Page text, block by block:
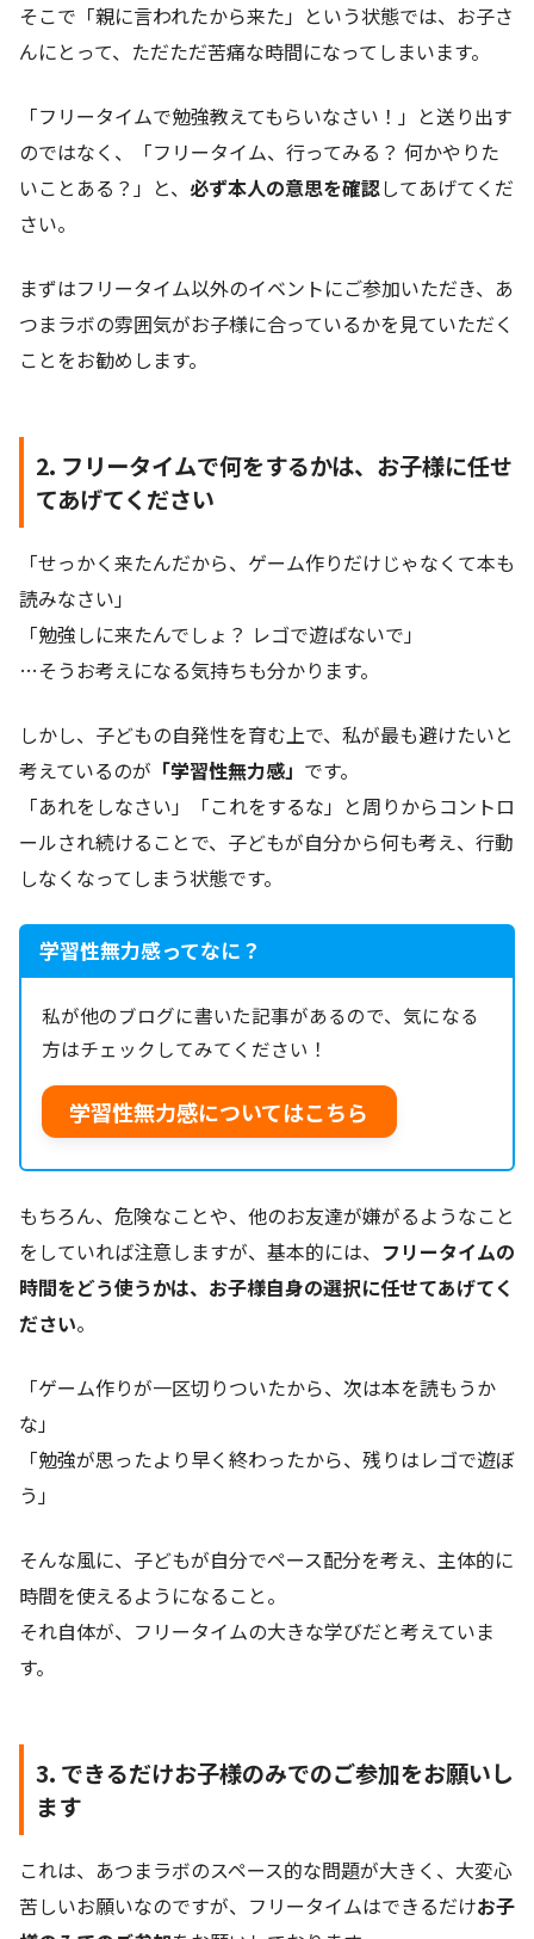
そこで「親に言われたから来た」という状態では、お子さ
んにとって、ただただ苦痛な時間になってしまいます。
「フリータイムで勉強教えてもらいなさい！」と送り出す
のではなく、「フリータイム、行ってみる？ 何かやりた
いことある？」と、 必ず本人の意思を確認してあげてくだ
さい。
まずはフリータイム以外のイベントにご参加いただき、あ
つまラボの雰囲気がお子様に合っているかを見ていただく
ことをお勧めします。
2. フリータイムで何をするかは、お子様に任せ
てあげてください
「せっかく来たんだから、ゲーム作りだけじゃなくて本も
読みなさい」
「勉強しに来たんでしょ？ レゴで遊ばないで」
…そうお考えになる気持ちも分かります。
しかし、子どもの自発性を育む上で、私が最も避けたいと
考えているのが 「学習性無力感」 です。
「あれをしなさい」「これをするな」と周りからコントロ
ールされ続けることで、子どもが自分から何も考え、行動
しなくなってしまう状態です。
学習性無力感ってなに？
私が他のブログに書いた記事があるので、気になる
方はチェックしてみてください！
学習性無力感についてはこちら
もちろん、危険なことや、他のお友達が嫌がるようなこと
をしていれば注意しますが、基本的には、 フリータイムの
時間をどう使うかは、お子様自身の選択に任せてあげてく
ださい。
「ゲーム作りが一区切りついたから、次は本を読もうか
な」
「勉強が思ったより早く終わったから、残りはレゴで遊ぼ
う」
そんな風に、子どもが自分でペース配分を考え、主体的に
時間を使えるようになること。
それ自体が、フリータイムの大きな学びだと考えていま
す。
3. できるだけお子様のみでのご参加をお願いし
ます
これは、あつまラボのスペース的な問題が大きく、大変心
苦しいお願いなのですが、フリータイムはできるだけお子